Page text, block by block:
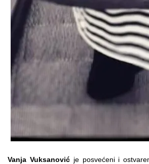
Vanja Vuksanovićje posvećeni i